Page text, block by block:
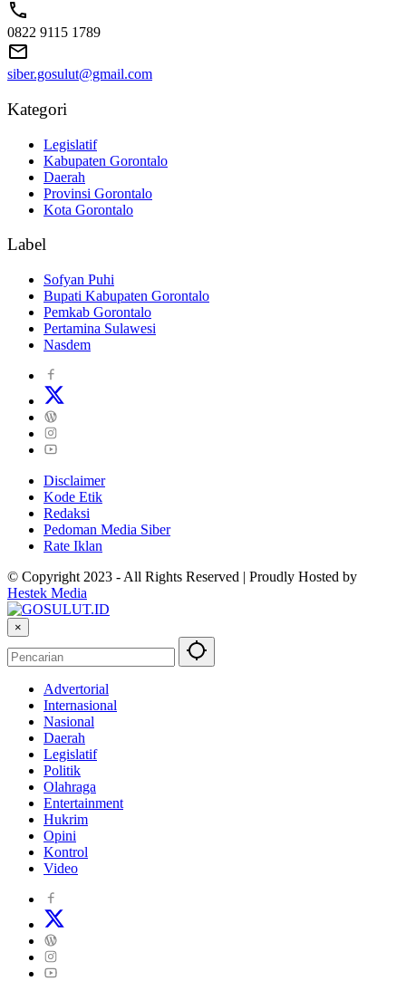
0822 9115 1789
siber.gosulut@gmail.com
Kategori
Legislatif
Kabupaten Gorontalo
Daerah
Provinsi Gorontalo
Kota Gorontalo
Label
Sofyan Puhi
Bupati Kabupaten Gorontalo
Pemkab Gorontalo
Pertamina Sulawesi
Nasdem
Disclaimer
Kode Etik
Redaksi
Pedoman Media Siber
Rate Iklan
© Copyright 2023 - All Rights Reserved | Proudly Hosted by
Hestek Media
×
Advertorial
Internasional
Nasional
Daerah
Legislatif
Politik
Olahraga
Entertainment
Hukrim
Opini
Kontrol
Video